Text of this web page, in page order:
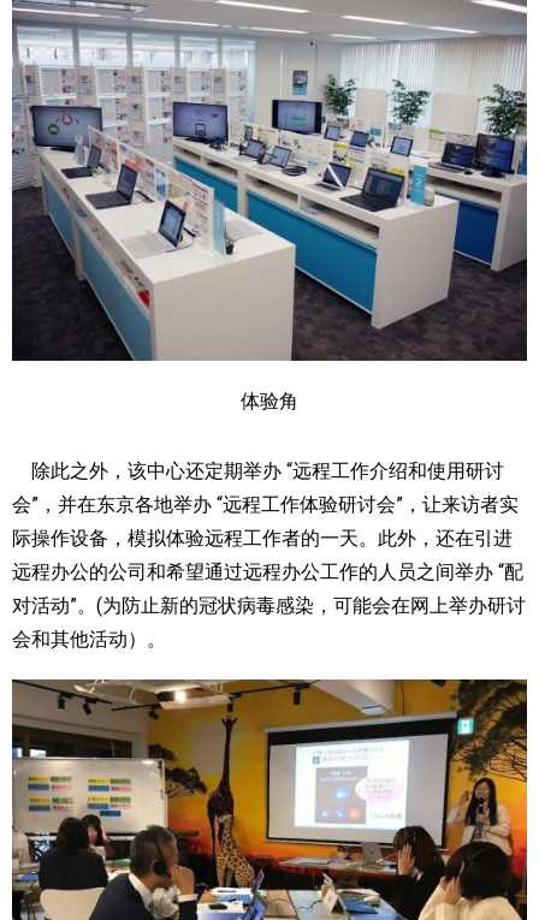
体验角
除此之外，该中心还定期举办 “远程工作介绍和使用研讨
会”，并在东京各地举办 “远程工作体验研讨会”，让来访者实
际操作设备，模拟体验远程工作者的一天。此外，还在引进
远程办公的公司和希望通过远程办公工作的人员之间举办 “配
对活动”。(为防止新的冠状病毒感染，可能会在网上举办研讨
会和其他活动）。